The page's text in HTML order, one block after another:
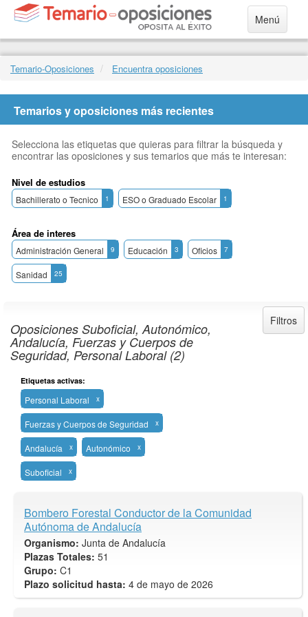
Menú
Temario-Oposiciones Encuentra oposiciones
Temarios y oposiciones más recientes
Selecciona las etiquetas que quieras para filtrar la búsqueda y
encontrar las oposiciones y sus temarios que más te interesan:
Nivel de estudios
Bachillerato o Tecnico 1 ESO o Graduado Escolar 1
Área de interes
Administración General 9 Educación 3 Oficios 7
Sanidad 25
Oposiciones Suboficial, Autonómico,
Andalucía, Fuerzas y Cuerpos de
Seguridad, Personal Laboral (2)
Filtros
Etiquetas activas:
Personal Laboral x
Fuerzas y Cuerpos de Seguridad x
Andalucía x Autonómico x
Suboficial x
Bombero Forestal Conductor de la Comunidad
Autónoma de Andalucía
Organismo: Junta de Andalucía
Plazas Totales: 51
Grupo: C1
Plazo solicitud hasta: 4 de mayo de 2026